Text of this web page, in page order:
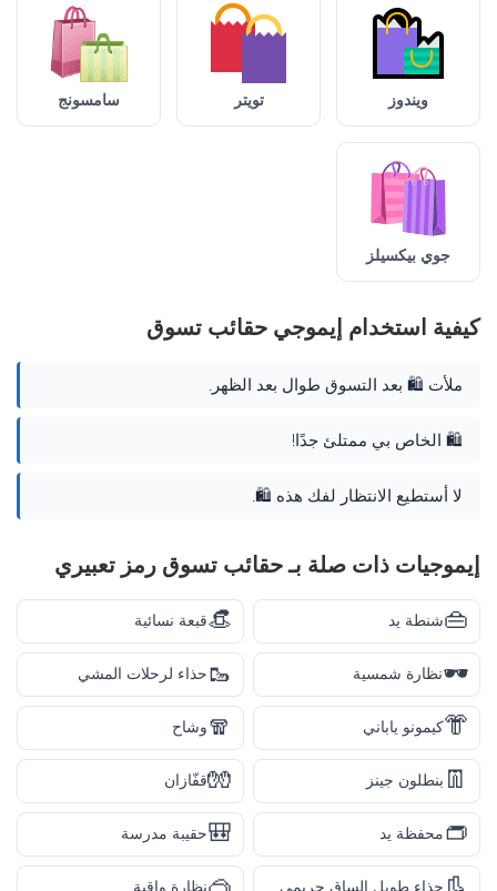
ويندوز تويتر سامسونج
جوي بيكسيلز
كيفية استخدام إيموجي حقائب تسوق
ملأت 🛍️ بعد التسوق طوال بعد الظهر.
🛍️ الخاص بي ممتلئ جدًا!
لا أستطيع الانتظار لفك هذه 🛍️.
إيموجيات ذات صلة بـ حقائب تسوق رمز تعبيري
👜شنطة يد 👒قبعة نسائية
🕶️نظارة شمسية 🥾حذاء لرحلات المشي
👘كيمونو ياباني 🧣وشاح
👖 بنطلون جينز 🧤قفّازان
👝محفظة يد 🎒حقيبة مدرسة
حذاء طويل الساق حريمي نظارة واقية